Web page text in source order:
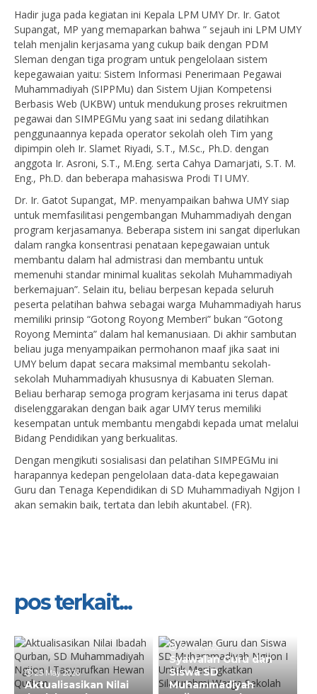
Hadir juga pada kegiatan ini Kepala LPM UMY Dr. Ir. Gatot
Supangat, MP yang memaparkan bahwa ” sejauh ini LPM UMY
telah menjalin kerjasama yang cukup baik dengan PDM
Sleman dengan tiga program untuk pengelolaan sistem
kepegawaian yaitu: Sistem Informasi Penerimaan Pegawai
Muhammadiyah (SIPPMu) dan Sistem Ujian Kompetensi
Berbasis Web (UKBW) untuk mendukung proses rekruitmen
pegawai dan SIMPEGMu yang saat ini sedang dilatihkan
penggunaannya kepada operator sekolah oleh Tim yang
dipimpin oleh Ir. Slamet Riyadi, S.T., M.Sc., Ph.D. dengan
anggota Ir. Asroni, S.T., M.Eng. serta Cahya Damarjati, S.T. M.
Eng., Ph.D. dan beberapa mahasiswa Prodi TI UMY.
Dr. Ir. Gatot Supangat, MP. menyampaikan bahwa UMY siap
untuk memfasilitasi pengembangan Muhammadiyah dengan
program kerjasamanya. Beberapa sistem ini sangat diperlukan
dalam rangka konsentrasi penataan kepegawaian untuk
membantu dalam hal admistrasi dan membantu untuk
memenuhi standar minimal kualitas sekolah Muhammadiyah
berkemajuan”. Selain itu, beliau berpesan kepada seluruh
peserta pelatihan bahwa sebagai warga Muhammadiyah harus
memiliki prinsip “Gotong Royong Memberi” bukan “Gotong
Royong Meminta” dalam hal kemanusiaan. Di akhir sambutan
beliau juga menyampaikan permohanon maaf jika saat ini
UMY belum dapat secara maksimal membantu sekolah-
sekolah Muhammadiyah khususnya di Kabuaten Sleman.
Beliau berharap semoga program kerjasama ini terus dapat
diselenggarakan dengan baik agar UMY terus memiliki
kesempatan untuk membantu mengabdi kepada umat melalui
Bidang Pendidikan yang berkualitas.
Dengan mengikuti sosialisasi dan pelatihan SIMPEGMu ini
harapannya kedepan pengelolaan data-data kepegawaian
Guru dan Tenaga Kependidikan di SD Muhammadiyah Ngijon I
akan semakin baik, tertata dan lebih akuntabel. (FR).
pos terkait...
25 May 2026
Aktualisasikan Nilai
31 Mar 2026
Syawalan Guru dan
Siswa SD
Muhammadiyah